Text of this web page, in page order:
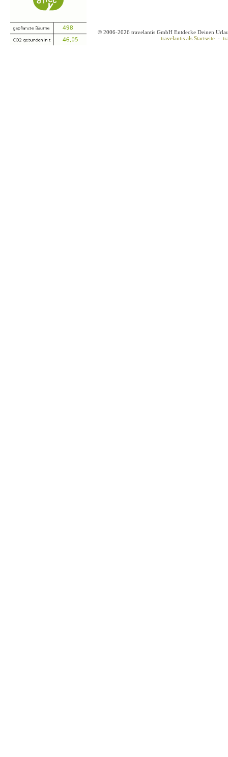
© 2006-2026 travelantis GmbH Entdecke Deinen
travelantis als Startseite -